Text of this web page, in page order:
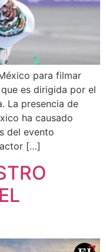
para filmar
que es dirigida por el
La presencia de
ha causado
del evento
[…]